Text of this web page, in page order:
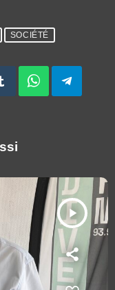
SOCIÉTÉ
play_arrow